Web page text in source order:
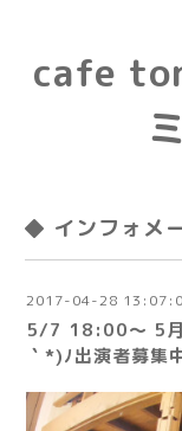
cafe
◆ インフォメ
2017-04-28
5/7 18:00〜 5
｀*)ﾉ出演者募集